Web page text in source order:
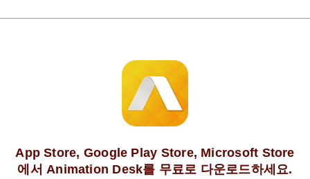
App Store, Google Play Store, Microsoft Store
에서 Animation Desk를 무료로 다운로드하세요.